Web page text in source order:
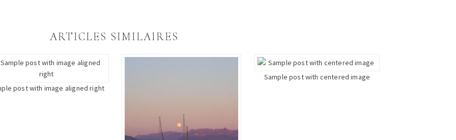
ARTICLES SIMILAIRES
post with image aligned right
Sample post with centered image